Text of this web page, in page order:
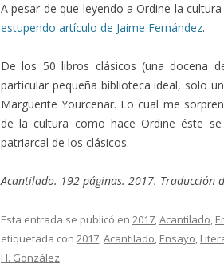
A pesar de que leyendo a Ordine la
estupendo artículo de Jaime Fernández.
De los 50 libros clásicos (una docena
particular pequeña biblioteca ideal, solo
Marguerite Yourcenar. Lo cual me
de la cultura como hace Ordine éste
patriarcal de los clásicos.
Acantilado. 192 páginas. 2017. Traducción
Esta entrada se publicó en 2017,Acantilado,
etiquetada con 2017,Acantilado, Ensayo,
H. González.